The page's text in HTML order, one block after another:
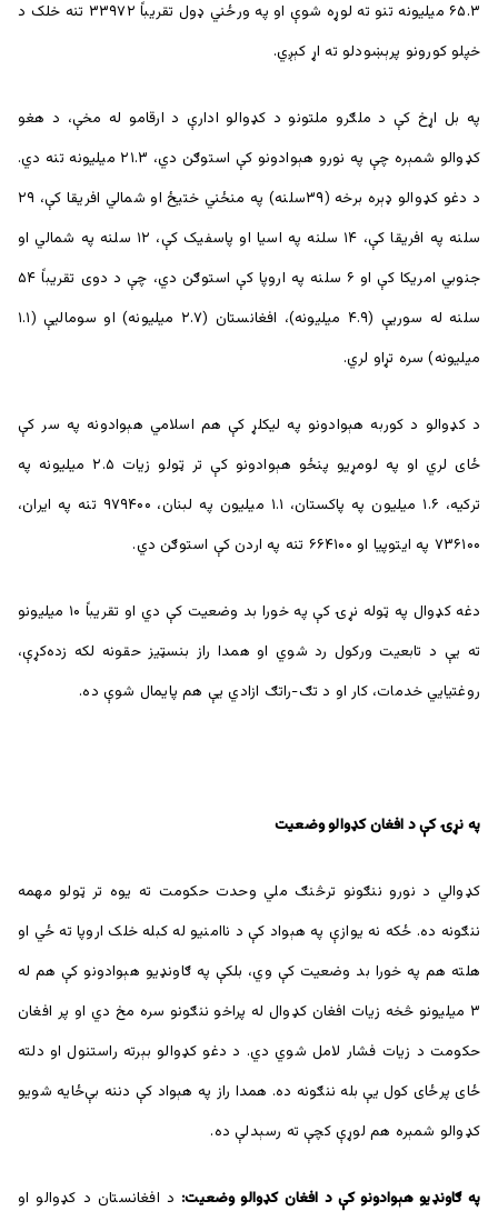
۶۵.۳ میلیونه تنو ته لوړه شوې او په ورځني ډول تقریباً ۳۳۹۷۲ تنه خلک د
خپلو کورونو پرېښودلو ته اړ کېږي.
په بل اړخ کې د ملګرو ملتونو د کډوالو ادارې د ارقامو له مخې، د هغو
کډوالو شمېره چې په نورو هېوادونو کې استوګن دي، ۲۱.۳ میلیونه تنه دي.
د دغو کډوالو ډېره برخه (۳۹سلنه) په منځني ختیځ او شمالي افریقا کې، ۲۹
سلنه په افریقا کې، ۱۴ سلنه په اسیا او پاسفیک کې، ۱۲ سلنه په شمالي او
جنوبي امریکا کې او ۶ سلنه په اروپا کې استوګن دي، چې د دوی تقریباً ۵۴
سلنه له سوریې (۴.۹ میلیونه)، افغانستان (۲.۷ میلیونه) او سومالیې (۱.۱
میلیونه) سره تړاو لري.
د کډوالو د کوربه هېوادونو په ليکلړ کې هم اسلامي هېوادونه په سر کې
ځای لري او په لومړيو پنځو هېوادونو کې تر ټولو زیات ۲.۵ میلیونه په
ترکیه، ۱.۶ میلیون په پاکستان، ۱.۱ میلیون په لبنان، ۹۷۹۴۰۰ تنه په ایران،
۷۳۶۱۰۰ په ايتوپيا او ۶۶۴۱۰۰ تنه په اردن کې استوګن دي.
دغه کډوال په ټوله نړۍ کې په خورا بد وضعیت کې دي او تقریباً ۱۰ میلیونو
ته يې د تابعیت ورکول رد شوي او همدا راز بنسټيز حقونه لکه زده‌کړې،
روغتيايي خدمات، کار او د تګ-راتګ ازادي يې هم پایمال شوې ده.
په نړۍ کې د افغان کډوالو وضعيت
کډوالي د نورو ننګونو ترڅنګ ملي وحدت حکومت ته یوه تر ټولو مهمه
ننګونه ده. ځکه نه یوازې په هېواد کې د ناامنیو له کبله خلک اروپا ته ځي او
هلته هم په خورا بد وضعیت کې وي، بلکې په ګاونډیو هېوادونو کې هم له
۳ میلیونو څخه زیات افغان کډوال له پراخو ننګونو سره مخ دي او پر افغان
حکومت د زيات فشار لامل شوي دي. د دغو کډوالو بېرته راستنول او دلته
ځای پرځای کول یې بله ننګونه ده. همدا راز په هېواد کې دننه بې‌ځايه شويو
کډوالو شمېره هم لوړې کچې ته رسېدلې ده.
په ګاونډیو هېوادونو کې د افغان کډوالو وضعیت: د افغانستان د کډوالو او